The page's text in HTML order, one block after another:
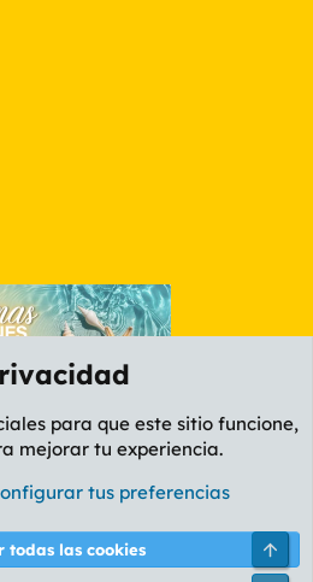
AMARILLO
Política de privacidad Ayuda
para que este sitio funcione,
mejorar tu experiencia.
tus preferencias
todas las cookies